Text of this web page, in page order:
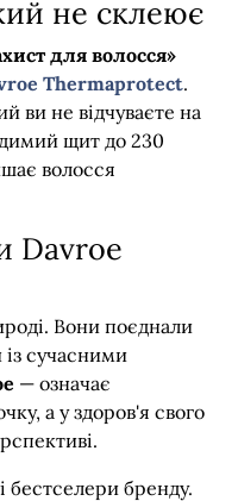
не склеює
для волосся»
Thermaprotect.
ви не відчуваєте на
щит до 230
волосся
Davroe
Вони поєднали
сучасними
— означає
а у здоров'я свого
бестселери бренду.